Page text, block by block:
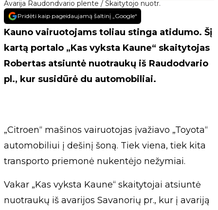
Avarija Raudondvario plente / Skaitytojo nuotr.
Pridėti kaip pageidaujamą šaltinį „Google“
Kauno vairuotojams toliau stinga atidumo. Šį
kartą portalo „Kas vyksta Kaune“ skaitytojas
Robertas atsiuntė nuotraukų iš Raudodvario
pl., kur susidūrė du automobiliai.
„Citroen“ mašinos vairuotojas įvažiavo „Toyota“
automobiliui į dešinį šoną. Tiek viena, tiek kita
transporto priemonė nukentėjo nežymiai.
Vakar „Kas vyksta Kaune“ skaitytojai atsiuntė
nuotraukų iš avarijos Savanorių pr., kur į avariją